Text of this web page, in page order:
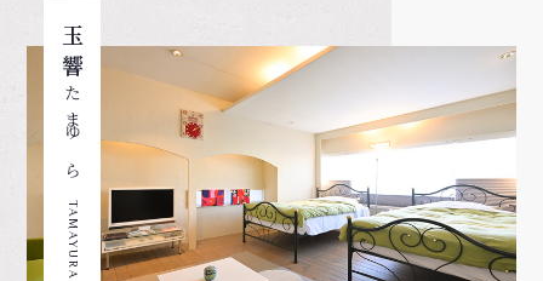
玉響
たまゆら
TAMAYURA